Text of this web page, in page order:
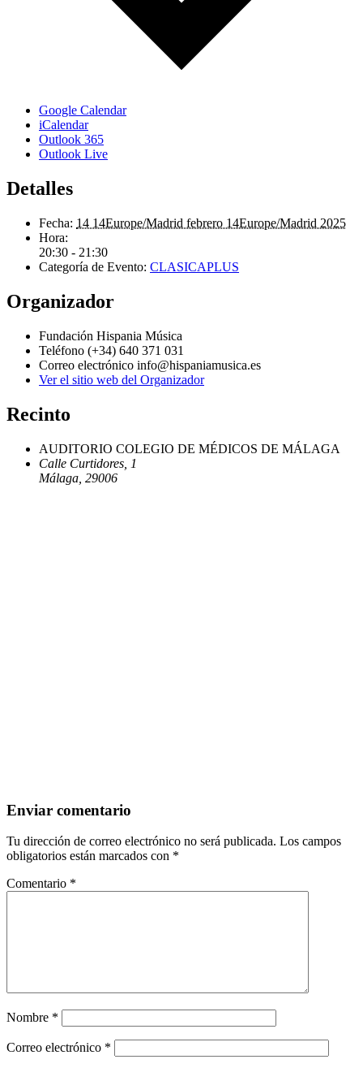
Google Calendar
iCalendar
Outlook 365
Outlook Live
Detalles
Fecha: 14 14Europe/Madrid febrero 14Europe/Madrid 2025
Hora:
20:30 - 21:30
Categoría de Evento: CLASICAPLUS
Organizador
Fundación Hispania Música
Teléfono (+34) 640 371 031
Correo electrónico info@hispaniamusica.es
Ver el sitio web del Organizador
Recinto
AUDITORIO COLEGIO DE MÉDICOS DE MÁLAGA
Calle Curtidores, 1
Málaga 29006
Enviar comentario
Tu dirección de correo electrónico no será publicada. Los campos
obligatorios están marcados con *
Comentario *
Nombre *
Correo electrónico *